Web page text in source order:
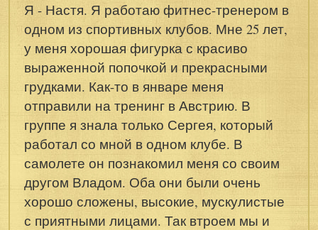
Я - Настя. Я работаю фитнес-тренером в
одном из спортивных клубов. Мне 25 лет,
у меня хорошая фигурка с красиво
выраженной попочкой и прекрасными
грудками. Как-то в январе меня
отправили на тренинг в Австрию. В
группе я знала только Сергея, который
работал со мной в одном клубе. В
самолете он познакомил меня со своим
другом Владом. Оба они были очень
хорошо сложены, высокие, мускулистые
с приятными лицами. Так втроем мы и